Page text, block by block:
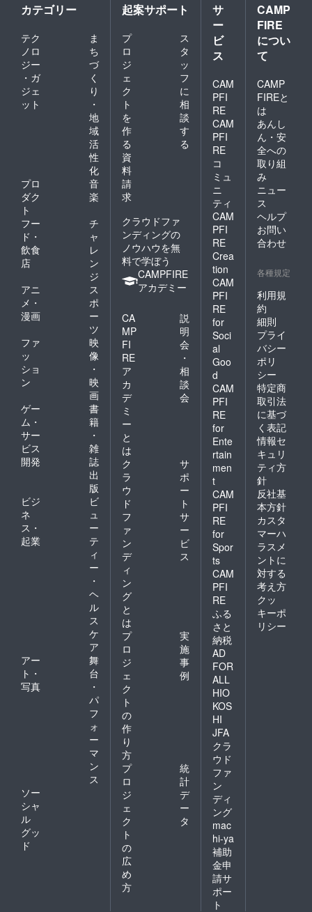
カテゴリー
テク
ノロ
ジー
・ガ
ジェ
ット
ま
ち
づ
く
り
・
地
域
活
性
化
プロ
ダク
ト
音
楽
フー
ド・
飲食
店
チ
ャ
レ
ン
ジ
アニ
メ・
漫画
ス
ポ
ー
ツ
ファ
ッ
ショ
ン
映
像
・
映
画
ゲー
ム・
サー
ビス
開発
書
籍
・
雑
誌
出
版
ビジ
ネ
ス・
起業
ビ
ュ
ー
テ
ィ
ー
・
ヘ
ル
ス
ケ
ア
アー
ト・
写真
舞
台
・
パ
フ
ォ
ー
マ
ン
ス
ソー
シャ
ル
グッ
ド
起案サポート
プ
ロ
ジ
ェ
ク
ト
を
作
る
ス
タ
ッ
フ
に
相
談
す
る
資
料
請
求
クラウドファ
ンディングの
ノウハウを無
料で学ぼう
CAMPFIRE
アカデミー
CA
MP
FI
RE
ア
カ
デ
ミ
ー
と
は
説
明
会
・
相
談
会
ク
ラ
ウ
ド
フ
ァ
ン
デ
ィ
ン
グ
と
は
サ
ポ
ー
ト
サ
ー
ビ
ス
プ
ロ
ジ
ェ
ク
ト
の
作
り
方
実
施
事
例
プ
ロ
ジ
ェ
ク
ト
の
広
め
方
統
計
デ
ー
タ
サ
ー
ビ
ス
CAM
PFI
RE
CAM
PFI
RE
コ
ミュ
ニ
ティ
CAM
PFI
RE
Crea
tion
CAM
PFI
RE
for
Soci
al
Goo
d
CAM
PFI
RE
for
Ente
rtain
men
t
CAM
PFI
RE
for
Spor
ts
CAM
PFI
RE
ふる
さと
納税
AD
FOR
ALL
HIO
KOS
HI
JFA
クラ
ウド
ファ
ン
ディ
ング
mac
hi-ya
補助
金申
請サ
ポー
ト
CAMP
FIRE
につい
て
CAMP
FIREと
は
あんし
ん・安
全への
取り組
み
ニュー
ス
ヘルプ
お問い
合わせ
各種規定
利用規
約
細則
プライ
バシー
ポリ
シー
特定商
取引法
に基づ
く表記
情報セ
キュリ
ティ方
針
反社基
本方針
カスタ
マーハ
ラスメ
ントに
対する
考え方
クッ
キーポ
リシー